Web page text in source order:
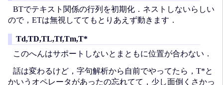
BTでテキスト関係の行列を初期化．ネストしないらしい
ので，ETは無視しててもとりあえず動きます．
Td,TD,TL,Tf,Tm,T*
このへんはサポートしないとまともに位置が合わない．
話は変わるけど，字句解析から自前でやってたら，T*と
かいうオペレータがあったの忘れてて，少し面倒くさかっ